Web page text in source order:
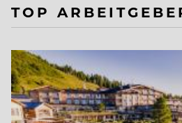
TOP